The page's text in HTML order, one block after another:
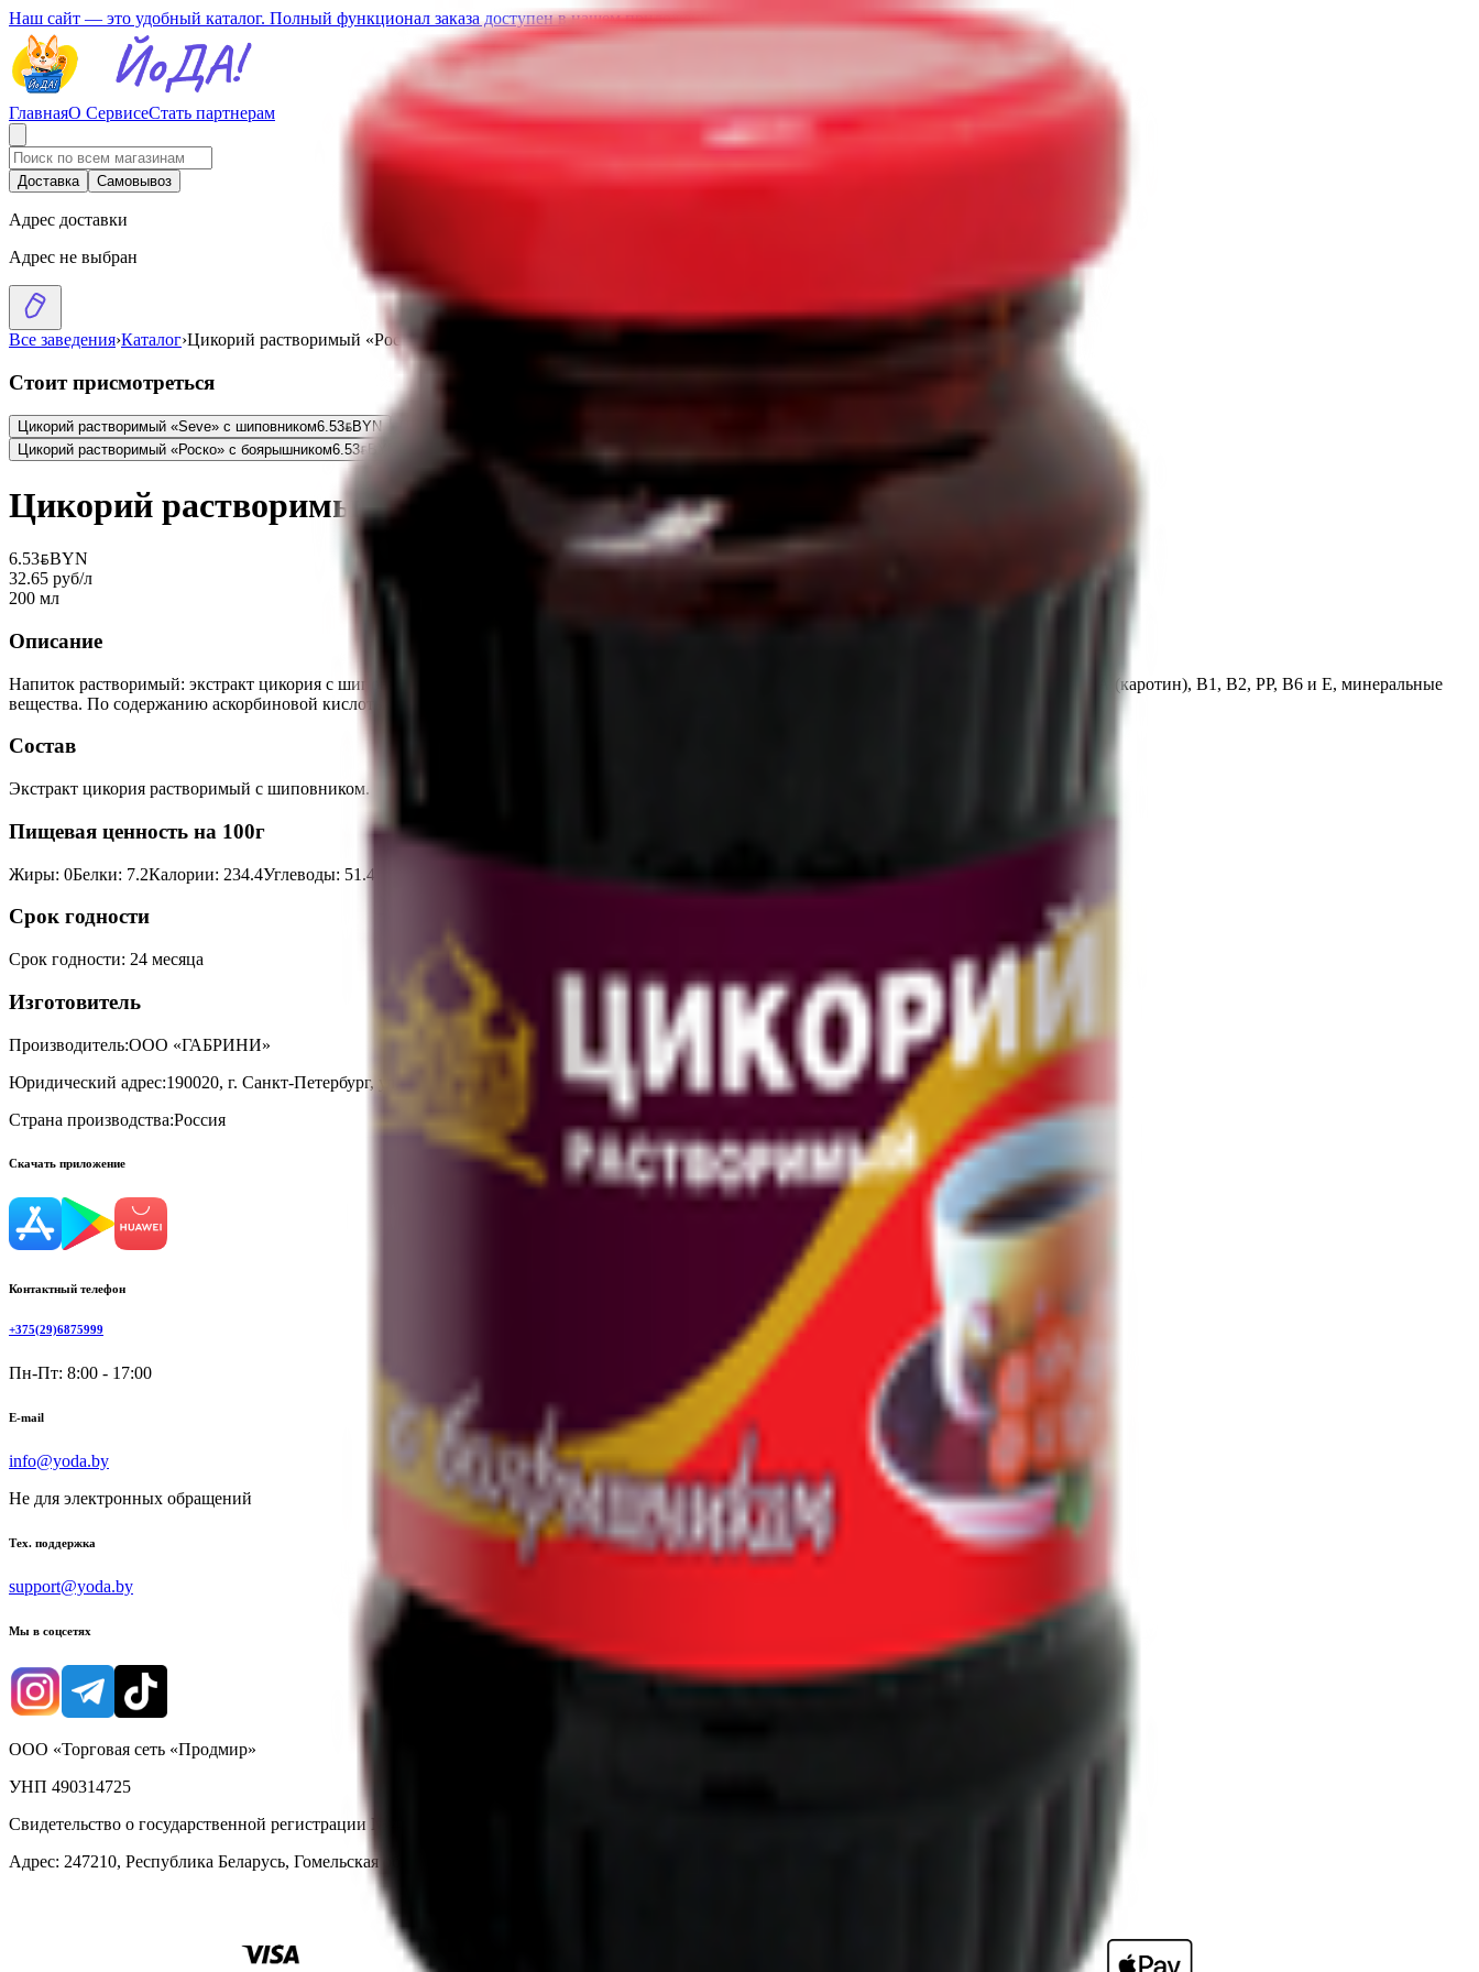
Наш сайт — это удобный каталог. Полный функционал заказа доступен в нашем приложении.
ГлавнаяО СервисеСтать партнерам
Доставка Самовывоз
Адрес доставки
Адрес не выбран
Все заведения›Каталог›Цикорий растворимый «Роско» с шиповником
Стоит присмотреться
Цикорий растворимый «Seve» с шиповником6.53BYNBYN
Цикорий растворимый «Роско» с боярышником6.53BYNBYN
Цикорий растворимый «Роско» с шиповником
6.53BYNBYN
32.65 руб/л
200 мл
Описание
Напиток растворимый: экстракт цикория с шиповником. В плодах шиповника содержатся углеводы, органические кислоты, белки, витамины, А (каротин), В1, В2, РР, В6 и Е, минеральные
вещества. По содержанию аскорбиновой кислоты (вит. С) шиповник превосходит все другие растения. Полезно для здоровья!
Состав
Экстракт цикория растворимый с шиповником.
Пищевая ценность на 100г
Жиры: 0Белки: 7.2Калории: 234.4Углеводы: 51.4
Срок годности
Срок годности: 24 месяца
Изготовитель
Производитель:ООО «ГАБРИНИ»
Юридический адрес:190020, г. Санкт-Петербург, ул. Лифляндская, д. 3, В. пом. 19-Н ком.6, офис 1
Страна производства:Россия
Скачать приложение
Контактный телефон
+375(29)6875999
Пн-Пт: 8:00 - 17:00
E-mail
info@yoda.by
Не для электронных обращений
Тех. поддержка
support@yoda.by
Мы в соцсетях
ООО «Торговая сеть «Продмир»
УНП 490314725
Свидетельство о государственной регистрации № 490314725 от 30.05.2003г выдано Гомельским облисполкомом
Адрес: 247210, Республика Беларусь, Гомельская обл., г. Жлобин, ул. Козлова 2-А